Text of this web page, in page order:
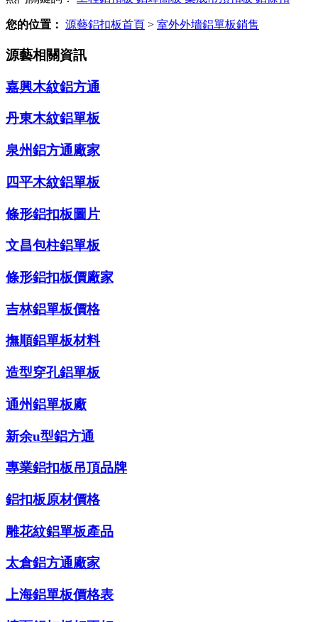
您的位置： 源藝鋁扣板首頁 > 室外外墻鋁單板銷售
源藝相關資訊
嘉興木紋鋁方通
丹東木紋鋁單板
泉州鋁方通廠家
四平木紋鋁單板
條形鋁扣板圖片
文昌包柱鋁單板
條形鋁扣板價廠家
吉林鋁單板價格
撫順鋁單板材料
造型穿孔鋁單板
通州鋁單板廠
新余u型鋁方通
專業鋁扣板吊頂品牌
鋁扣板原材價格
雕花紋鋁單板產品
太倉鋁方通廠家
上海鋁單板價格表